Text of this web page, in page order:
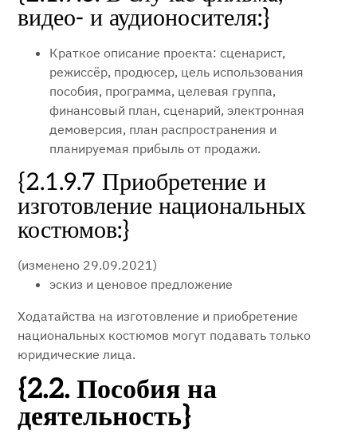
видео- и аудионосителя:}
Краткое описание проекта: сценарист,
режиссёр, продюсер, цель использования
пособия, программа, целевая группа,
финансовый план, сценарий, электронная
демоверсия, план распространения и
планируемая прибыль от продажи.
{2.1.9.7 Приобретение и
изготовление национальных
костюмов:}
(изменено 29.09.2021)
эскиз и ценовое предложение
Ходатайства на изготовление и приобретение
национальных костюмов могут подавать только
юридические лица.
{2.2. Пособия на
деятельность}